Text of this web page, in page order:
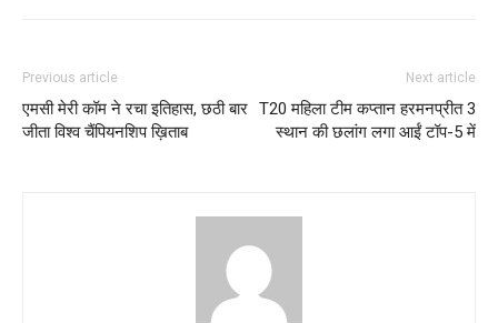
Previous article
एमसी मेरी कॉम ने रचा इतिहास, छठी बार
जीता विश्व चैंपियनशिप ख़िताब
Next article
T20 महिला टीम कप्तान हरमनप्रीत 3
स्थान की छलांग लगा आईं टॉप-5 में